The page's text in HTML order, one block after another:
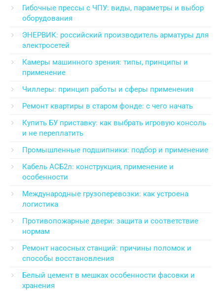
Гибочные прессы с ЧПУ: виды, параметры и выбор
оборудования
ЭНЕРВИК: российский производитель арматуры для
электросетей
Камеры машинного зрения: типы, принципы и
применение
Чиллеры: принцип работы и сферы применения
Ремонт квартиры в старом фонде: с чего начать
Купить БУ приставку: как выбрать игровую консоль
и не переплатить
Промышленные подшипники: подбор и применение
Кабель АСБ2л: конструкция, применение и
особенности
Международные грузоперевозки: как устроена
логистика
Противопожарные двери: защита и соответствие
нормам
Ремонт насосных станций: причины поломок и
способы восстановления
Белый цемент в мешках особенности фасовки и
хранения